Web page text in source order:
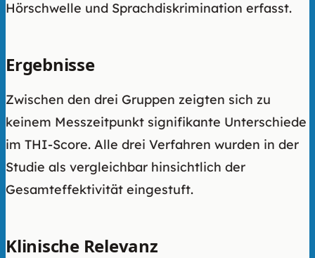
Hörschwelle und Sprachdiskrimination erfasst.
Ergebnisse
Zwischen den drei Gruppen zeigten sich zu
keinem Messzeitpunkt signifikante Unterschiede
im THI-Score. Alle drei Verfahren wurden in der
Studie als vergleichbar hinsichtlich der
Gesamteffektivität eingestuft.
Klinische Relevanz